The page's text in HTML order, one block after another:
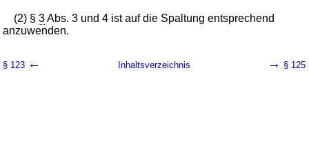
(2) §3Abs. 3 und 4 ist auf die Spaltung entsprechend
anzuwenden.
§ 123 ← Inhaltsverzeichnis → § 125